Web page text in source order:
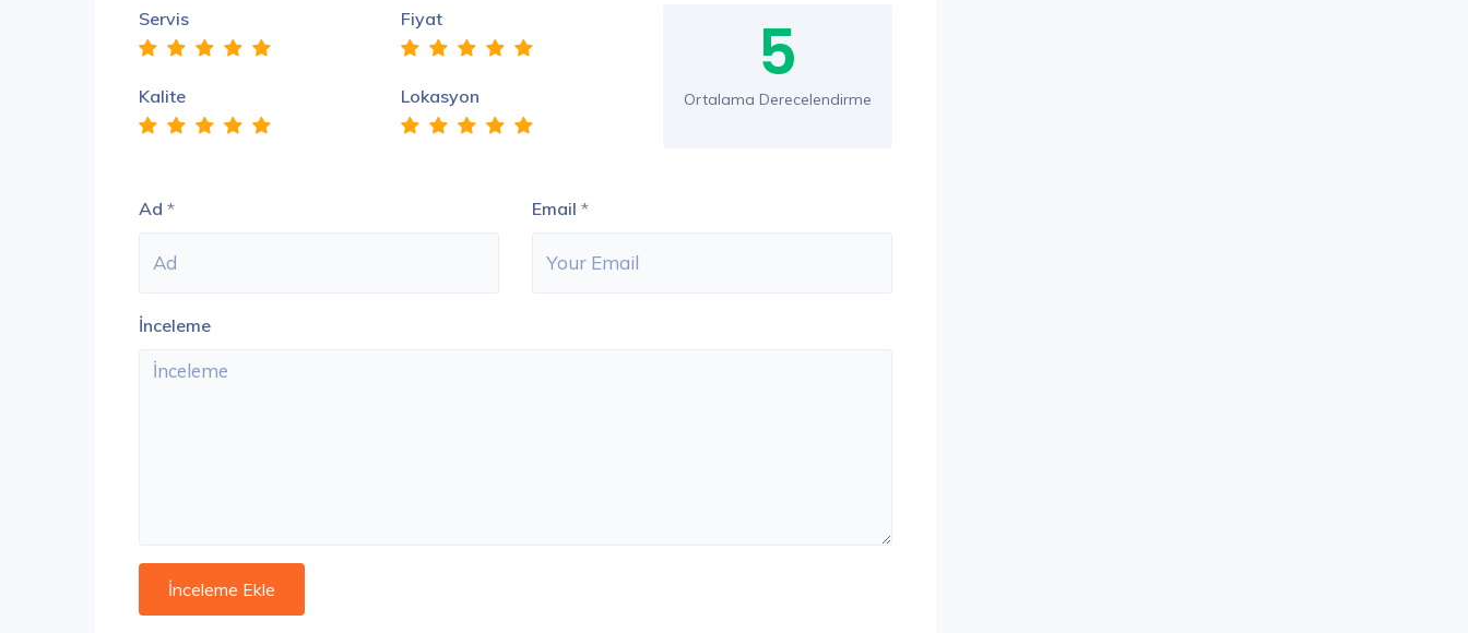
Servis Fiyat
Kalite Lokasyon 5
Ortalama Derecelendirme
Ad * Email *
İnceleme